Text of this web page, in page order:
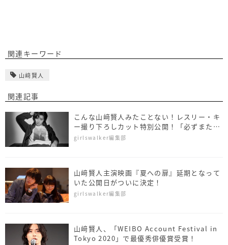
関連キーワード
山﨑賢人
関連記事
こんな山﨑賢人みたことない！レスリー・キ
ー撮り下ろしカット特別公開！「必ずまた撮
影したいと思う俳優の1人」
girlswalker編集部
山﨑賢人主演映画『夏への扉』延期となって
いた公開日がついに決定！
girlswalker編集部
山﨑賢人、「WEIBO Account Festival in
Tokyo 2020」で最優秀俳優賞受賞！